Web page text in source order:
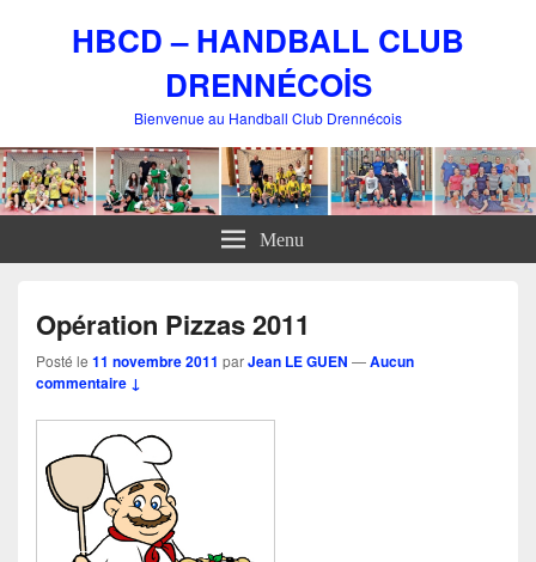
HBCD – HANDBALL CLUB
DRENNÉCOİS
Bienvenue au Handball Club Drennécois
Menu
Opération Pizzas 2011
Posté le 11 novembre 2011 parJean LE GUEN —Aucun
commentaire ↓